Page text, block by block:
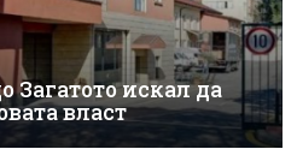
искал да
власт